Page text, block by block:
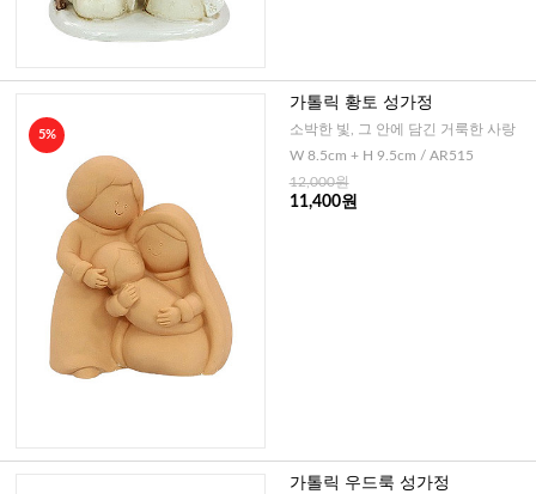
5%
가톨릭 황토 성가정
소박한 빛, 그 안에 담긴 거룩한 사랑
W 8.5cm + H 9.5cm / AR515
12,000원
11,400원
가톨릭 우드룩 성가정